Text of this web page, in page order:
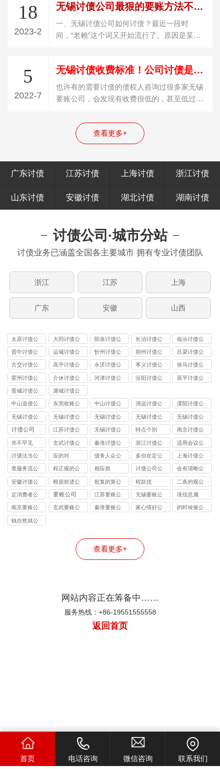
18
2023-2
无锡讨债公司最狠的要账方法不违法（怎样定位一个躲债的人）
一、无锡讨债公司如何讨债？最近一段时
间，“老赖”这个词又开始流行了。原因是某选
5
2022-7
无锡讨债收费标准！公司讨债是怎么收费？
也许有的需要讨债的债权人咨询过很多家无锡
要账公司，会发现有收费很低的，甚至低过
查看更多+
广东讨债 江苏讨债 上海讨债 浙江讨债
山东讨债 安徽讨债 湖北讨债 湖南讨债
讨债公司·城市分站
讨债业务已涵盖全国各主要城市 拥有专业讨债团队
浙江 江苏 上海
广东 安徽 山西
太原讨债公
司
大同讨债公
司
阳泉讨债公
司
长治讨债公
司
临汾讨债公
司
晋中讨债公
司
运城讨债公
司
忻州讨债公
司
朔州讨债公
司
吕梁讨债公
司
古交讨债公
司
高平讨债公
司
永济讨债公
司
孝义讨债公
司
侯马讨债公
司
霍州讨债公
司
介休讨债公
司
河津讨债公
汾阳讨债公
原平讨债公
晋城讨债公
司
潞城讨债公
司
中山追债公
司
东莞收账公
司
中山讨债公
司
清远讨债公
司
溧阳讨债公
司
无锡讨债公
司的法律风
险提示：债
权人需警惕
的连带责任
无锡讨债公
司能处理的
债务类型：
个人债、企
业债、特殊
债全覆盖
无锡讨债公
司收费标准
揭秘：
10%-40% 抽
成背后的逻
辑
无锡讨债公
司应对恶意
逃债的 3 种
合法手段详
解
无锡讨债公
司与律师事
务所的区
别：债务追
讨该选哪类
机构？
讨债公司
江苏讨债公
司
无锡讨债公
司
特点个别
南京讨债公
司
并不罕见
玄武讨债公
司
秦淮讨债公
司
浙江讨债公
司
适用会议公
司
讨债法当公
司
应的对
债务人众公
司
多但在定公
司
上海讨债公
司
查服务流公
司
程正规的公
司
相应措
讨债公司公
司
会有清晰公
司
安徽讨债公
司
根据前述公
司
批复的第公
司
程款优
二条的规公
司
定消费者公
司
要账公司
江苏要账公
司
无锡要账公
司
境信息属
南京要账公
司
玄武要账公
秦淮要账公
家心情好公
的时候催公
钱自然就公
查看更多+
网站内容正在筹备中……
服务热线：+86-19551555558
返回首页
Copyright © 2026 All Right Reserve
首页 电话咨询 微信咨询 联系我们